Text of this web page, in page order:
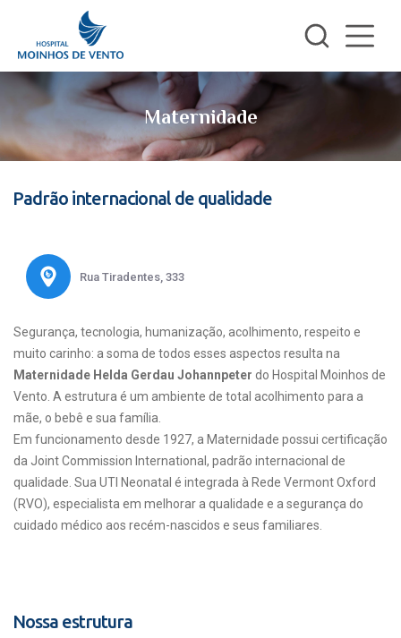
Maternidade
Padrão internacional de qualidade
Rua Tiradentes, 333
Segurança, tecnologia, humanização, acolhimento, respeito e
muito carinho: a soma de todos esses aspectos resulta na
Maternidade Helda Gerdau Johannpeter do Hospital Moinhos de
Vento. A estrutura é um ambiente de total acolhimento para a
mãe, o bebê e sua família.
Em funcionamento desde 1927, a Maternidade possui certificação
da Joint Commission International, padrão internacional de
qualidade. Sua UTI Neonatal é integrada à Rede Vermont Oxford
(RVO), especialista em melhorar a qualidade e a segurança do
cuidado médico aos recém-nascidos e seus familiares.
Nossa estrutura